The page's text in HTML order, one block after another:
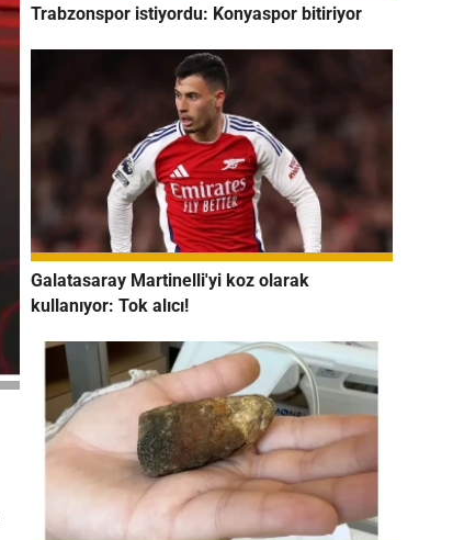
Trabzonspor istiyordu: Konyaspor bitiriyor
Galatasaray Martinelli'yi koz olarak
kullanıyor: Tok alıcı!